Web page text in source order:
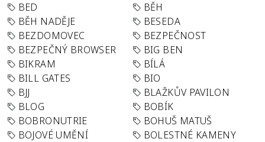
BED
BĚH
BĚH NADĚJE
BESEDA
BEZDOMOVEC
BEZPEČNOST
BEZPEČNÝ BROWSER
BIG BEN
BIKRAM
BÍLÁ
BILL GATES
BIO
BJJ
BLAŽKŮV PAVILON
BLOG
BOBÍK
BOBRONUTRIE
BOHUŠ MATUŠ
BOJOVÉ UMĚNÍ
BOLESTNÉ KAMENY